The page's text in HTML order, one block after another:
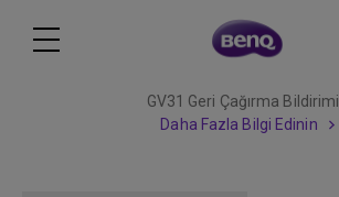
GV31 Geri Çağırma Bildirimi
Daha Fazla Bilgi Edinin